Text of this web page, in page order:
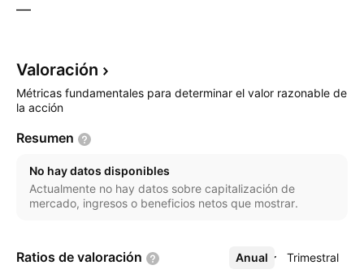
—
Valoración
Métricas fundamentales para determinar el valor razonable de
la acción
Resumen
No hay datos disponibles
Actualmente no hay datos sobre capitalización de
mercado, ingresos o beneficios netos que mostrar.
Ratios de valoración Anual Trimestral
Más